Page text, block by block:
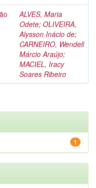
ALVES, Maria
Odete; OLIVEIRA,
Alysson Inácio de;
CARNEIRO, Wendell
Márcio Araújo;
MACIEL, Iracy
Soares Ribeiro
1